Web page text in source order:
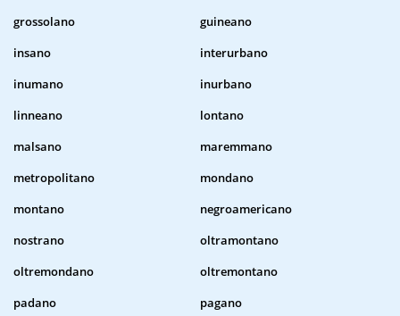
grossolano
guineano
insano
interurbano
inumano
inurbano
linneano
lontano
malsano
maremmano
metropolitano
mondano
montano
negroamericano
nostrano
oltramontano
oltremondano
oltremontano
padano
pagano